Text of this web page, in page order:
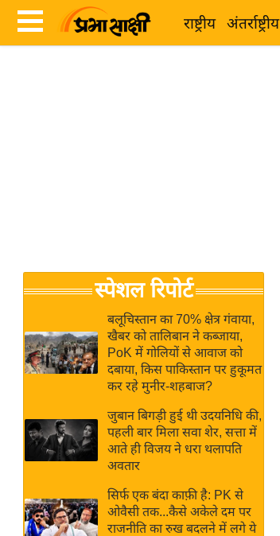
राष्ट्रीय अंतर्राष्ट्रीय
Breaking
News in
Hindi
Hindi
Videos
जगत
राय
बजट
IPL
2026
ई-पेपर
मिसाल बेमिसाल
स्पेशल रिपोर्ट
बलूचिस्तान का 70% क्षेत्र गंवाया,
खैबर को तालिबान ने कब्जाया,
PoK में गोलियों से आवाज को
दबाया, किस पाकिस्तान पर हुकूमत
कर रहे मुनीर-शहबाज?
जुबान बिगड़ी हुई थी उदयनिधि की,
पहली बार मिला सवा शेर, सत्ता में
आते ही विजय ने धरा थलापति
अवतार
सिर्फ एक बंदा काफ़ी है: PK से
ओवैसी तक...कैसे अकेले दम पर
राजनीति का रुख बदलने में लगे ये